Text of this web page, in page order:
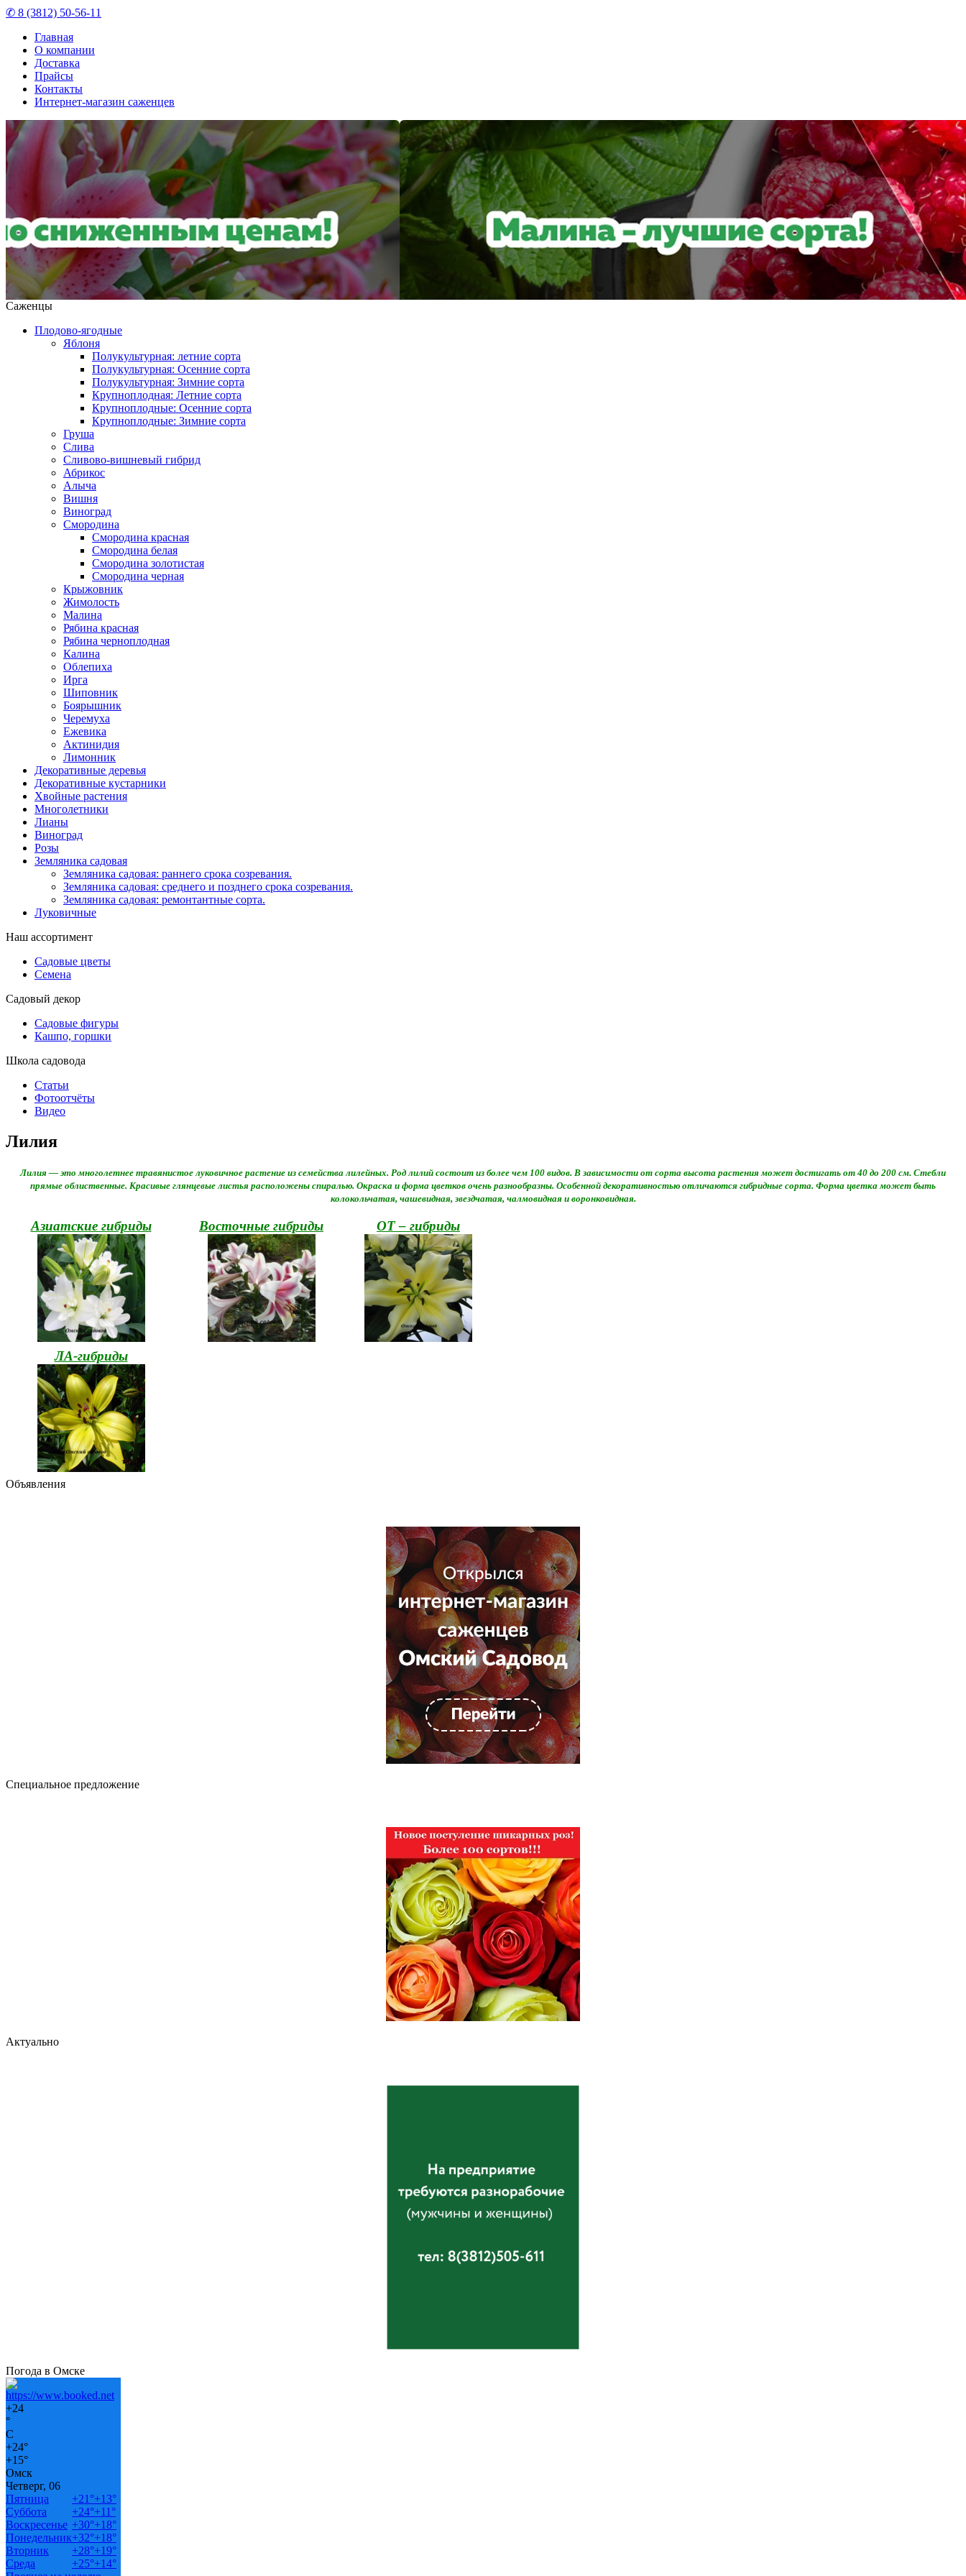
✆ 8 (3812) 50-56-11
Главная
О компании
Доставка
Прайсы
Контакты
Интернет-магазин саженцев
Саженцы
Плодово-ягодные
Яблоня
Полукультурная: летние сорта
Полукультурная: Осенние сорта
Полукультурная: Зимние сорта
Крупноплодная: Летние сорта
Крупноплодные: Осенние сорта
Крупноплодные: Зимние сорта
Груша
Слива
Сливово-вишневый гибрид
Абрикос
Алыча
Вишня
Виноград
Смородина
Смородина красная
Смородина белая
Смородина золотистая
Смородина черная
Крыжовник
Жимолость
Малина
Рябина красная
Рябина черноплодная
Калина
Облепиха
Ирга
Шиповник
Боярышник
Черемуха
Ежевика
Актинидия
Лимонник
Декоративные деревья
Декоративные кустарники
Хвойные растения
Многолетники
Лианы
Виноград
Розы
Земляника садовая
Земляника садовая: раннего срока созревания.
Земляника садовая: среднего и позднего срока созревания.
Земляника садовая: ремонтантные сорта.
Луковичные
Наш ассортимент
Садовые цветы
Семена
Садовый декор
Садовые фигуры
Кашпо, горшки
Школа садовода
Статьи
Фотоотчёты
Видео
Лилия
Лилия — это многолетнее травянистое луковичное растение из семейства лилейных. Род лилий состоит из более чем 100 видов. В зависимости от сорта высота растения может достигать от 40 до 200 см. Стебли
прямые облиственные. Красивые глянцевые листья расположены спиралью. Окраска и форма цветков очень разнообразны. Особенной декоративностью отличаются гибридные сорта. Форма цветка может быть
колокольчатая, чашевидная, звездчатая, чалмовидная и воронковидная.
Азиатские гибриды Восточные гибриды ОТ – гибриды
ЛА-гибриды
Объявления
Специальное предложение
Актуально
Погода в Омске
+24
°
C
+24°
+15°
Омск
Четверг, 06
Пятница
+21°+13°
Суббота
+24°+11°
Воскресенье +30°+18°
Понедельник+32°+18°
Вторник
+28°+19°
Среда
+25°+14°